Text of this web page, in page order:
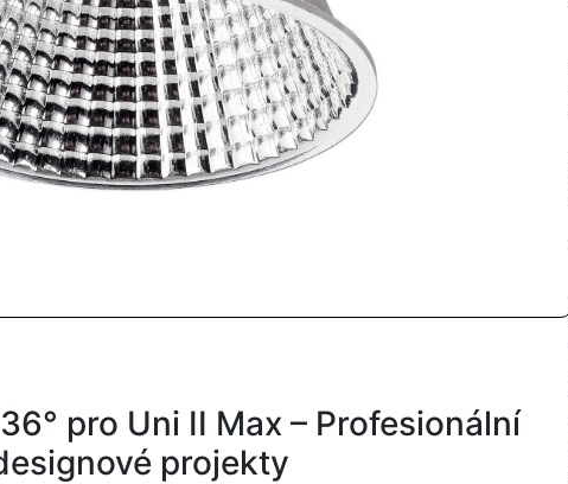
pro Uni II Max – Profesionální
projekty